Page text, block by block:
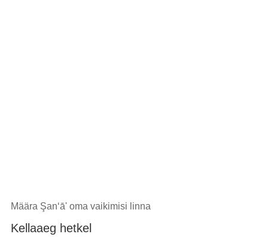
Määra Şan‘ā' oma vaikimisi linna
Kellaaeg hetkel